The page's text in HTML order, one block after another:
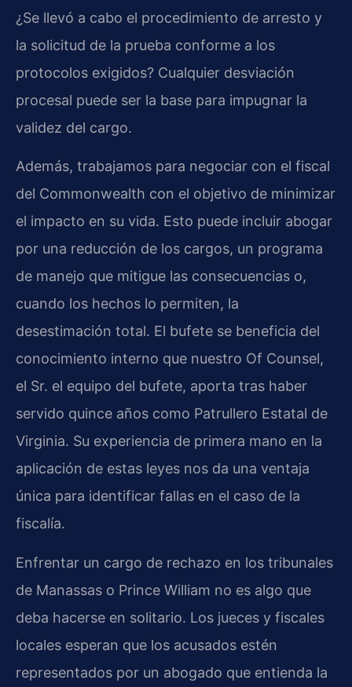
¿Se llevó a cabo el procedimiento de arresto y
la solicitud de la prueba conforme a los
protocolos exigidos? Cualquier desviación
procesal puede ser la base para impugnar la
validez del cargo.
Además, trabajamos para negociar con el fiscal
del Commonwealth con el objetivo de minimizar
el impacto en su vida. Esto puede incluir abogar
por una reducción de los cargos, un programa
de manejo que mitigue las consecuencias o,
cuando los hechos lo permiten, la
desestimación total. El bufete se beneficia del
conocimiento interno que nuestro Of Counsel,
el Sr. el equipo del bufete, aporta tras haber
servido quince años como Patrullero Estatal de
Virginia. Su experiencia de primera mano en la
aplicación de estas leyes nos da una ventaja
única para identificar fallas en el caso de la
fiscalía.
Enfrentar un cargo de rechazo en los tribunales
de Manassas o Prince William no es algo que
deba hacerse en solitario. Los jueces y fiscales
locales esperan que los acusados estén
representados por un abogado que entienda la